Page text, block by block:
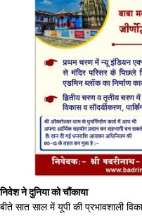
निवेश ने दुनिया को चौंकाया
बीते सात साल में यूपी की प्रभावशाली